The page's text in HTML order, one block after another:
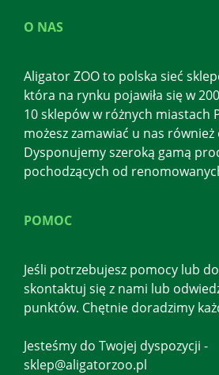
O NAS
Aligator ZOO to polska sieć
która na rynku pojawiła się w
10 sklepów w różnych miastach
możesz zamawiać u nas również
Dysponujemy szeroką gamą
pochodzących od
POMOC
Jeśli potrzebujesz pomocy lub
skontaktuj się z nami lub
punktów. Chętnie doradzimy
Jesteśmy do Twojej dyspozycji -
sklep@aligatorzoo.pl